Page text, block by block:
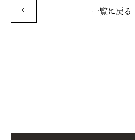
一覧に戻る